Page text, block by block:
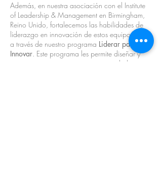
Además, en nuestra asociación con el Institute
of Leadership & Management en Birmingham,
Reino Unido, fortalecemos las habilidades de
liderazgo en innovación de estos equipos clave
a través de nuestro programa Liderar para
Innovar. Este programa les permite diseñar y
ejecutar procesos exitosos, navegando los